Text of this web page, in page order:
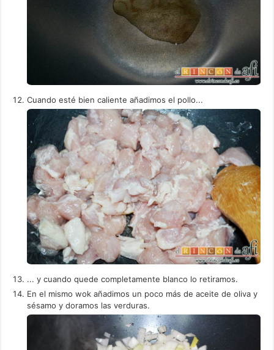
Cuando esté bien caliente añadimos el pollo...
... y cuando quede completamente blanco lo retiramos.
En el mismo wok añadimos un poco más de aceite de oliva y
sésamo y doramos las verduras.